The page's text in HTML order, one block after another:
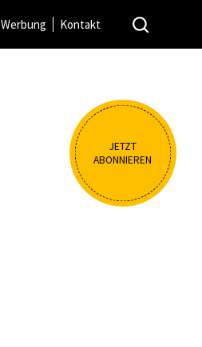
Werbung Kontakt
JETZT
ABONNIEREN